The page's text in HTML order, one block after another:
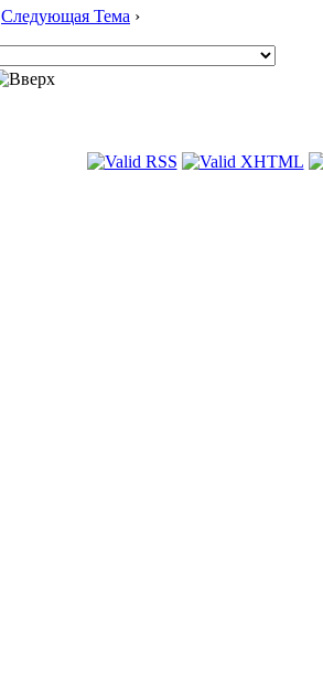
Следующая Тема ›